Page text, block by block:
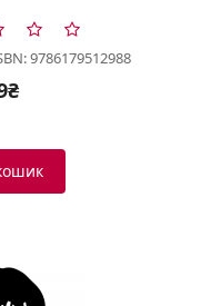
9786179512988